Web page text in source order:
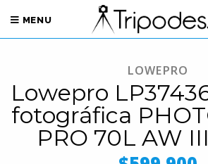
MENU
LOWEPRO
Lowepro
fotográfica
PRO 70L AW